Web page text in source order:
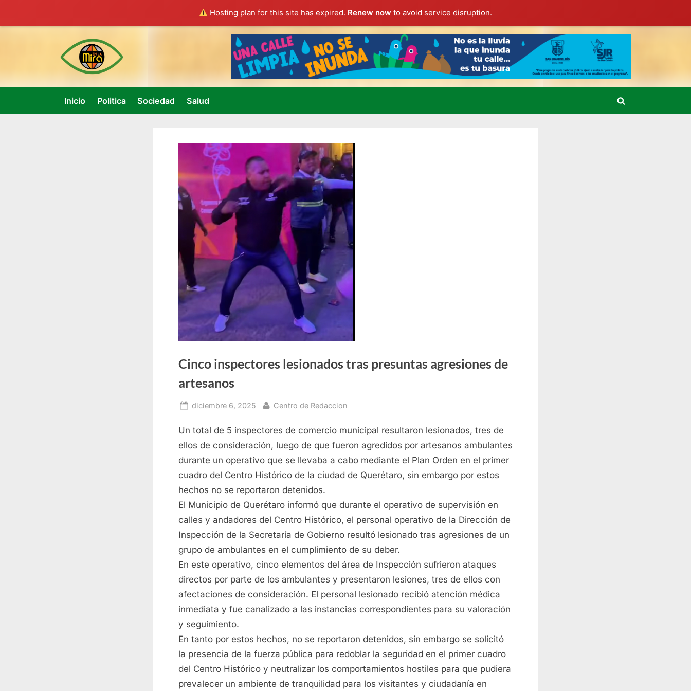
Hosting plan for this site has expired. Renew now to avoid service disruption.
Inicio Politica Sociedad Salud
Toggle
Cinco inspectores lesionados tras presuntas agresiones de
artesanos
Posted
diciembre 6, 2025 By
Centro de Redaccion
Un total de 5 inspectores de comercio municipal resultaron lesionados, tres de
ellos de consideración, luego de que fueron agredidos por artesanos ambulantes
durante un operativo que se llevaba a cabo mediante el Plan Orden en el primer
cuadro del Centro Histórico de la ciudad de Querétaro, sin embargo por estos
hechos no se reportaron detenidos.
El Municipio de Querétaro informó que durante el operativo de supervisión en
calles y andadores del Centro Histórico, el personal operativo de la Dirección de
Inspección de la Secretaría de Gobierno resultó lesionado tras agresiones de un
grupo de ambulantes en el cumplimiento de su deber.
En este operativo, cinco elementos del área de Inspección sufrieron ataques
directos por parte de los ambulantes y presentaron lesiones, tres de ellos con
afectaciones de consideración. El personal lesionado recibió atención médica
inmediata y fue canalizado a las instancias correspondientes para su valoración
y seguimiento.
En tanto por estos hechos, no se reportaron detenidos, sin embargo se solicitó
la presencia de la fuerza pública para redoblar la seguridad en el primer cuadro
del Centro Histórico y neutralizar los comportamientos hostiles para que pudiera
prevalecer un ambiente de tranquilidad para los visitantes y ciudadanía en